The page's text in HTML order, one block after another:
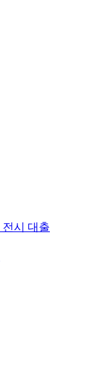
전시 대출